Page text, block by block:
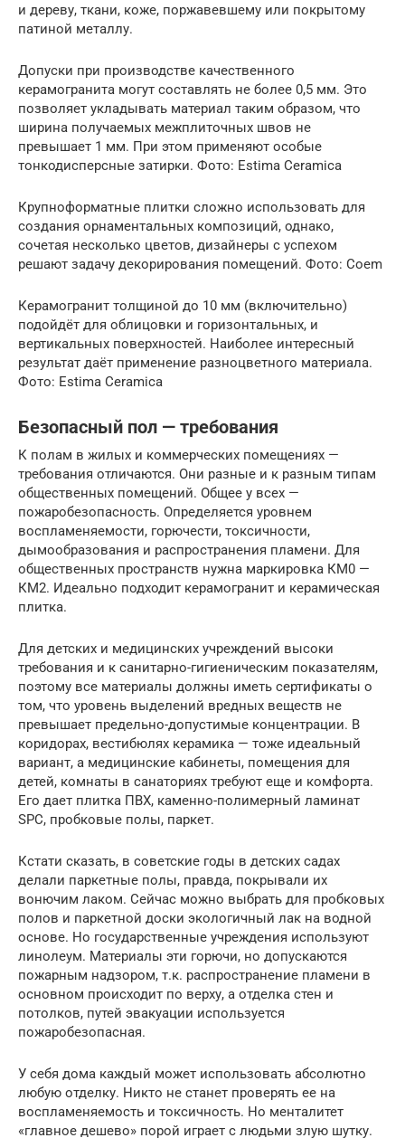
и дереву, ткани, коже, поржавевшему или покрытому
патиной металлу.
Допуски при производстве качественного
керамогранита могут составлять не более 0,5 мм. Это
позволяет укладывать материал таким образом, что
ширина получаемых межплиточных швов не
превышает 1 мм. При этом применяют особые
тонкодисперсные затирки. Фото: Estima Ceramica
Крупноформатные плитки сложно использовать для
создания орнаментальных композиций, однако,
сочетая несколько цветов, дизайнеры с успехом
решают задачу декорирования помещений. Фото: Coem
Керамогранит толщиной до 10 мм (включительно)
подойдёт для облицовки и горизонтальных, и
вертикальных поверхностей. Наиболее интересный
результат даёт применение разноцветного материала.
Фото: Estima Ceramica
Безопасный пол — требования
К полам в жилых и коммерческих помещениях —
требования отличаются. Они разные и к разным типам
общественных помещений. Общее у всех —
пожаробезопасность. Определяется уровнем
воспламеняемости, горючести, токсичности,
дымообразования и распространения пламени. Для
общественных пространств нужна маркировка КМ0 —
КМ2. Идеально подходит керамогранит и керамическая
плитка.
Для детских и медицинских учреждений высоки
требования и к санитарно-гигиеническим показателям,
поэтому все материалы должны иметь сертификаты о
том, что уровень выделений вредных веществ не
превышает предельно-допустимые концентрации. В
коридорах, вестибюлях керамика — тоже идеальный
вариант, а медицинские кабинеты, помещения для
детей, комнаты в санаториях требуют еще и комфорта.
Его дает плитка ПВХ, каменно-полимерный ламинат
SPC, пробковые полы, паркет.
Кстати сказать, в советские годы в детских садах
делали паркетные полы, правда, покрывали их
вонючим лаком. Сейчас можно выбрать для пробковых
полов и паркетной доски экологичный лак на водной
основе. Но государственные учреждения используют
линолеум. Материалы эти горючи, но допускаются
пожарным надзором, т.к. распространение пламени в
основном происходит по верху, а отделка стен и
потолков, путей эвакуации используется
пожаробезопасная.
У себя дома каждый может использовать абсолютно
любую отделку. Никто не станет проверять ее на
воспламеняемость и токсичность. Но менталитет
«главное дешево» порой играет с людьми злую шутку.